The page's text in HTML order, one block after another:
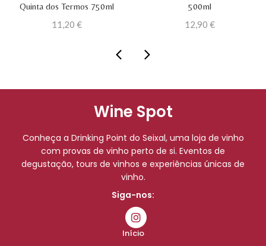
Quinta dos Termos 750ml
11,20 €
500ml
12,90 €
Wine Spot
Conheça a Drinking Point do Seixal, uma loja de vinho
com provas de vinho perto de si. Eventos de
degustação, tours de vinhos e experiências únicas de
vinho.
Siga-nos:
Início